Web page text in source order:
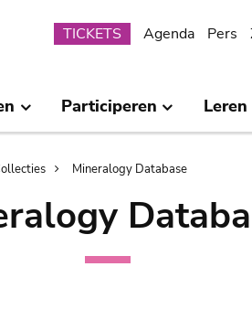
Submenu
TICKETS Agenda Pers
Participeren Leren
Mineralogy Database